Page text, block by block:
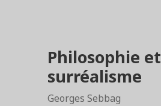
Philosophie et
surréalisme
Georges Sebbag